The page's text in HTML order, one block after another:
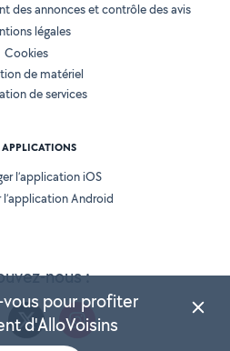
nous :
des annonces et contrôle des avis
légales
Cookies
de matériel
de services
APPLICATIONS
l’application iOS
l’application Android
pour profiter
d'AlloVoisins